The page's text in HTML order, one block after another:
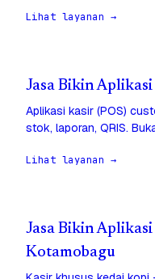
Lihat layanan →
Jasa Bikin
Aplikasi kasir (POS)
stok, laporan, QRIS.
Lihat layanan →
Jasa Bikin
Kotamobagu